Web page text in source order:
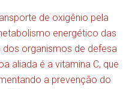
de oxigênio pela
energético das
organismos de defesa
aliada é a vitamina C, que
a prevenção do